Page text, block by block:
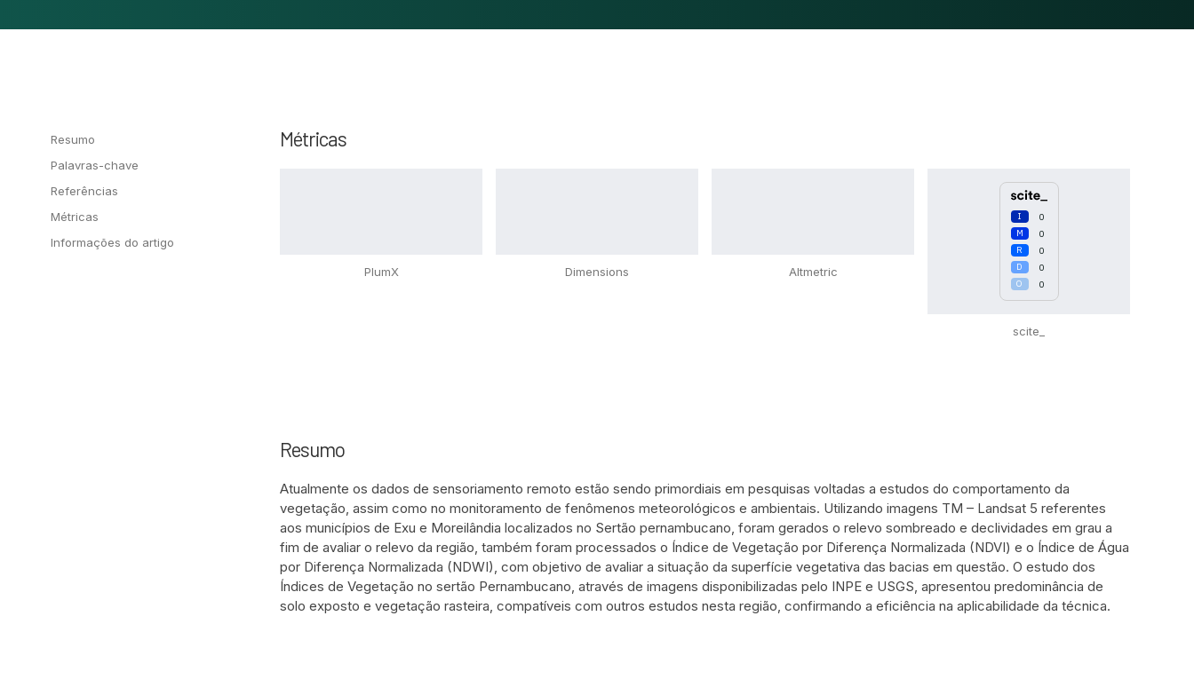
Resumo
Palavras-chave
Referências
Métricas
Informações do artigo
Métricas
PlumX Dimensions Altmetric
0
0
0
0
0
scite_
Resumo
Atualmente os dados de sensoriamento remoto estão sendo primordiais em pesquisas voltadas a estudos do comportamento da
vegetação, assim como no monitoramento de fenômenos meteorológicos e ambientais. Utilizando imagens TM – Landsat 5 referentes
aos municípios de Exu e Moreilândia localizados no Sertão pernambucano, foram gerados o relevo sombreado e declividades em grau a
fim de avaliar o relevo da região, também foram processados o Índice de Vegetação por Diferença Normalizada (NDVI) e o Índice de Água
por Diferença Normalizada (NDWI), com objetivo de avaliar a situação da superfície vegetativa das bacias em questão. O estudo dos
Índices de Vegetação no sertão Pernambucano, através de imagens disponibilizadas pelo INPE e USGS, apresentou predominância de
solo exposto e vegetação rasteira, compatíveis com outros estudos nesta região, confirmando a eficiência na aplicabilidade da técnica.